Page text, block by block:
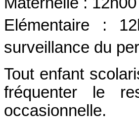
Elémentaire :
surveillance du
Tout enfant
fréquenter le
occasionnelle.